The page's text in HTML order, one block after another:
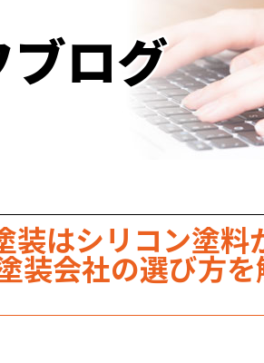
ログ
装はシリコン塗料
装会社の選び方